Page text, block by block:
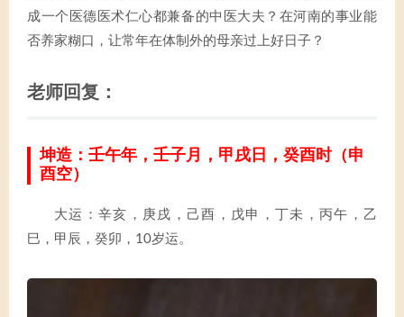
成一个医德医术仁心都兼备的中医大夫？在河南的事业能
否养家糊口，让常年在体制外的母亲过上好日子？
老师回复：
坤造：壬午年，壬子月，甲戌日，癸酉时（申
酉空）
大运：辛亥，庚戌，己酉，戊申，丁未，丙午，乙
巳，甲辰，癸卯，10岁运。